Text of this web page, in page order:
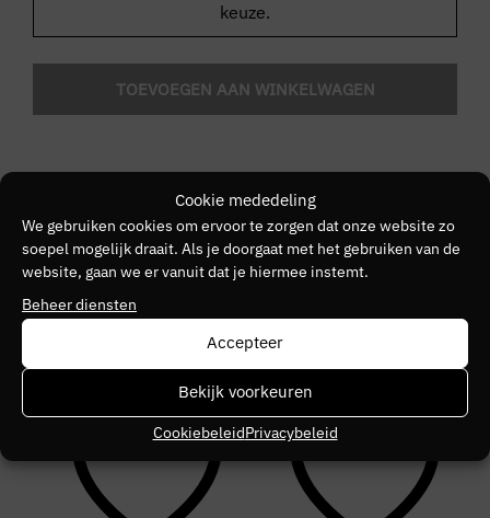
Cookie mededeling
We gebruiken cookies om ervoor te zorgen dat onze website zo
soepel mogelijk draait. Als je doorgaat met het gebruiken van de
website, gaan we er vanuit dat je hiermee instemt.
Beheer diensten
Accepteer
Bekijk voorkeuren
CookiebeleidPrivacybeleid
keuze.
TOEVOEGEN AAN WINKELWAGEN
Kleur:Dark Sage
Pasvorm:Regular fit
Set:T-shirt & Swimshort
EXTRA INFORMATIE
Malelions Collection T-Shirt
Kleur
Groen
VERGELIJKBARE PRODUCTEN